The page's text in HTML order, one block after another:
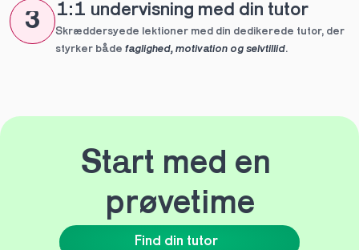
3 1:1 undervisning med din tutor
Skræddersyede lektioner med din dedikerede tutor, der
styrker både faglighed, motivation og selvtillid.
Find din tutor
Start med en
prøvetime